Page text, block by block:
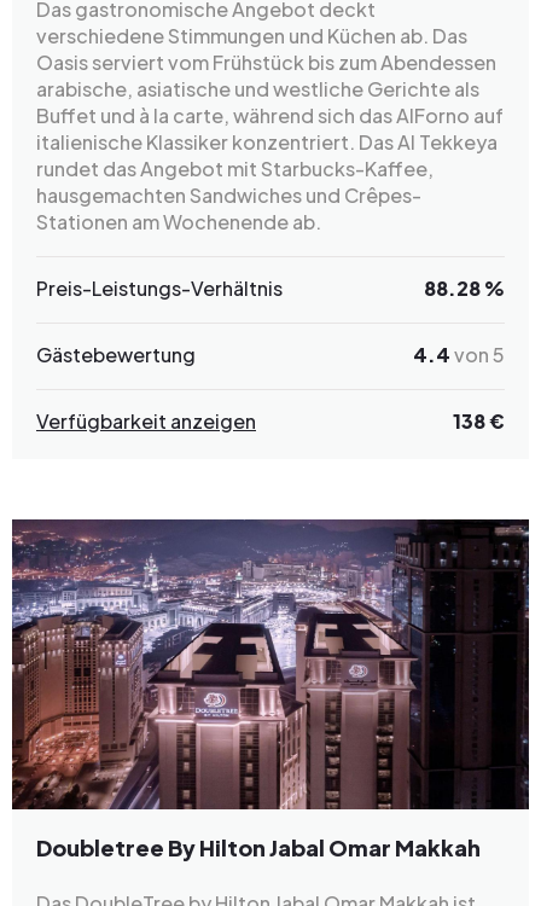
Das gastronomische Angebot deckt
verschiedene Stimmungen und Küchen ab. Das
Oasis serviert vom Frühstück bis zum Abendessen
arabische, asiatische und westliche Gerichte als
Buffet und à la carte, während sich das AlForno auf
italienische Klassiker konzentriert. Das Al Tekkeya
rundet das Angebot mit Starbucks-Kaffee,
hausgemachten Sandwiches und Crêpes-
Stationen am Wochenende ab.
Preis-Leistungs-Verhältnis 88.28 %
Gästebewertung 4.4von 5
Verfügbarkeit anzeigen 138 €
Doubletree By Hilton Jabal Omar Makkah